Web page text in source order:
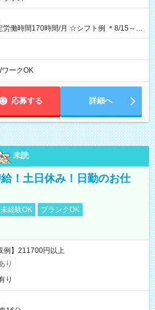
時間/月 ☆シフト例 ＊8/15～
00～12：00 17：00～21：00 ＊8/31
あります！ 12：00～16：00 ＊9/6～
ワークOK
応募する 詳細へ
未読
！土日休み！日勤のお仕
経験OK
ブランクOK
】211700円以上
り
り